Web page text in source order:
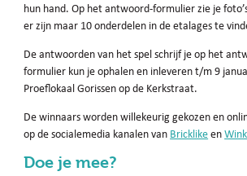
hun hand. Op het antwoord-formulier zie je
er zijn maar 10 onderdelen in de etalages te
De antwoorden van het spel schrijf je op het
formulier kun je ophalen en inleveren t/m 9
Proeflokaal Gorissen op de Kerkstraat.
De winnaars worden willekeurig gekozen en
op de socialemedia kanalen van Bricklikeen
Doe je mee?